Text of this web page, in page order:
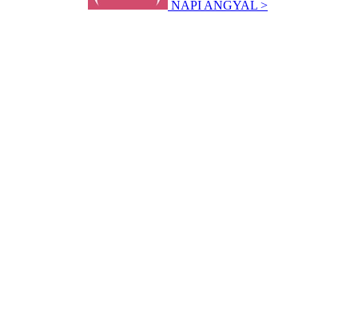
NAPI ANGYAL >